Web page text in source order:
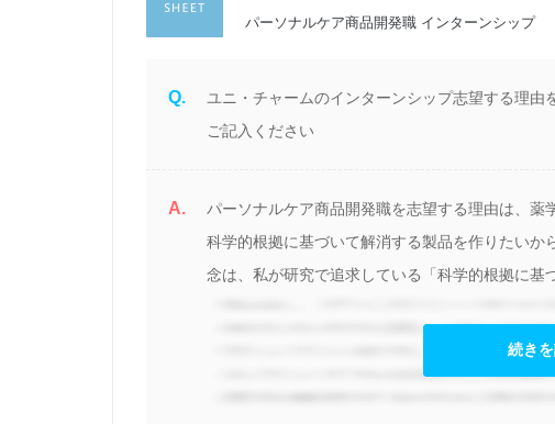
パーソナルケア商品開発職 インターンシップ
Q.
ユニ・チャームのインターンシップ志望する理
ご記入ください
A.
パーソナルケア商品開発職を志望する理由は、
科学的根拠に基づいて解消する製品を作りたい
念は、私が研究で追求している「科学的根拠に基
続きを